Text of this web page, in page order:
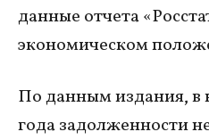
данные отчета
экономическом
По данным издания, в
года задолженности